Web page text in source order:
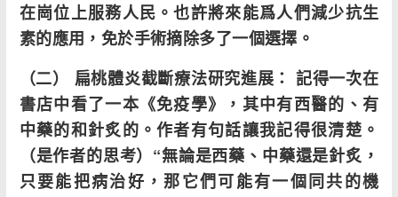
在崗位上服務人民。也許將來能爲人們減少抗生
素的應用，免於手術摘除多了一個選擇。
（二） 扁桃體炎截斷療法研究進展： 記得一次在
書店中看了一本《免疫學》，其中有西醫的、有
中藥的和針炙的。作者有句話讓我記得很清楚。
（是作者的思考）“無論是西藥、中藥還是針炙，
只要能把病治好，那它們可能有一個同共的機